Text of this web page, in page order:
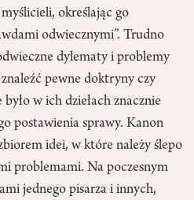
określając go
odwiecznymi”. Trudno
dylematy i problemy
pewne doktryny czy
w ich dziełach znacznie
postawienia sprawy. Kanon
idei, w które należy ślepo
problemami. Na poczesnym
jednego pisarza i innych,